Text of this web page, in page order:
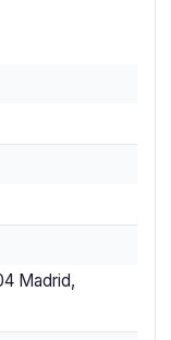
Madrid,